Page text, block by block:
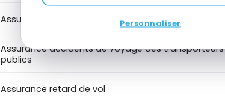
Personnaliser
Assurance interruption de voyage
Assurance accidents de voyage des transporteurs
publics
Assurance retard de vol